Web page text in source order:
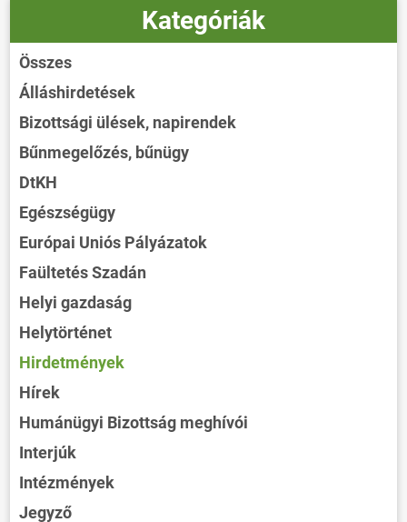
Kategóriák
Összes
Álláshirdetések
Bizottsági ülések, napirendek
Bűnmegelőzés, bűnügy
DtKH
Egészségügy
Európai Uniós Pályázatok
Faültetés Szadán
Helyi gazdaság
Helytörténet
Hirdetmények
Hírek
Humánügyi Bizottság meghívói
Interjúk
Intézmények
Jegyző